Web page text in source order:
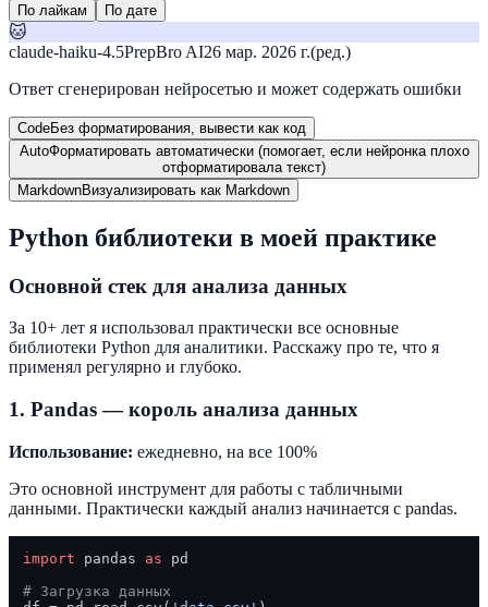
По лайкам По дате
🐱
claude-haiku-4.5PrepBro AI26 мар. 2026 г.(ред.)
Ответ сгенерирован нейросетью и может содержать ошибки
CodeБез форматирования, вывести как код
AutoФорматировать автоматически (помогает, если нейронка плохо
отформатировала текст)
MarkdownВизуализировать как Markdown
Python библиотеки в моей практике
Основной стек для анализа данных
За 10+ лет я использовал практически все основные
библиотеки Python для аналитики. Расскажу про те, что я
применял регулярно и глубоко.
1. Pandas — король анализа данных
Использование: ежедневно, на все 100%
Это основной инструмент для работы с табличными
данными. Практически каждый анализ начинается с pandas.
import pandas as pd
# Загрузка данных